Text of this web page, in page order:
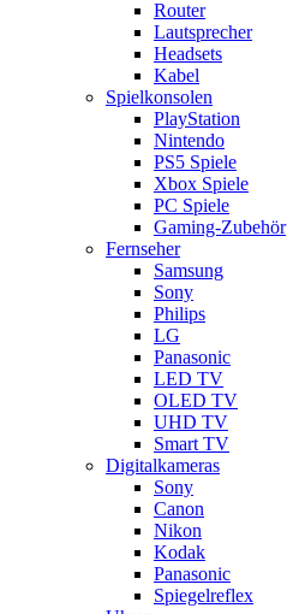
Router
Lautsprecher
Headsets
Kabel
Spielkonsolen
PlayStation
Nintendo
PS5 Spiele
Xbox Spiele
PC Spiele
Gaming-Zubehör
Fernseher
Samsung
Sony
Philips
LG
Panasonic
LED TV
OLED TV
UHD TV
Smart TV
Digitalkameras
Sony
Canon
Nikon
Kodak
Panasonic
Spiegelreflex